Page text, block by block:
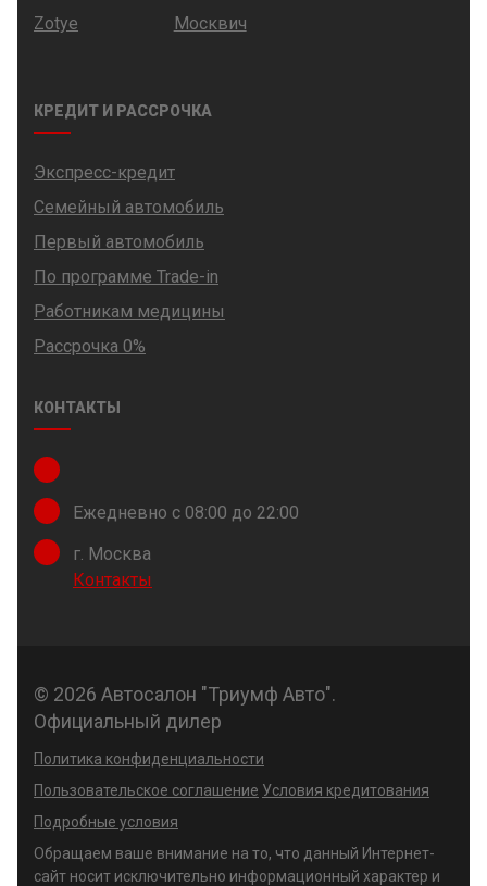
Zotye
Москвич
КРЕДИТ И РАССРОЧКА
Экспресс-кредит
Семейный автомобиль
Первый автомобиль
По программе Trade-in
Работникам медицины
Рассрочка 0%
КОНТАКТЫ
Ежедневно с 08:00 до 22:00
г. Москва
Контакты
© 2026 Автосалон "Триумф Авто".
Официальный дилер
Политика конфиденциальности
Пользовательское соглашение Условия кредитования
Подробные условия
Обращаем ваше внимание на то, что данный Интернет-
сайт носит исключительно информационный характер и